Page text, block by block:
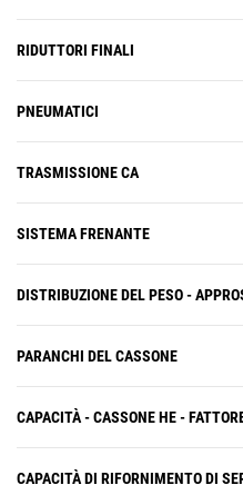
RIDUTTORI FINALI
PNEUMATICI
TRASMISSIONE CA
SISTEMA FRENANTE
DISTRIBUZIONE DEL PESO -
PARANCHI DEL CASSONE
CAPACITÀ - CASSONE HE -
CAPACITÀ DI RIFORNIMENTO DI